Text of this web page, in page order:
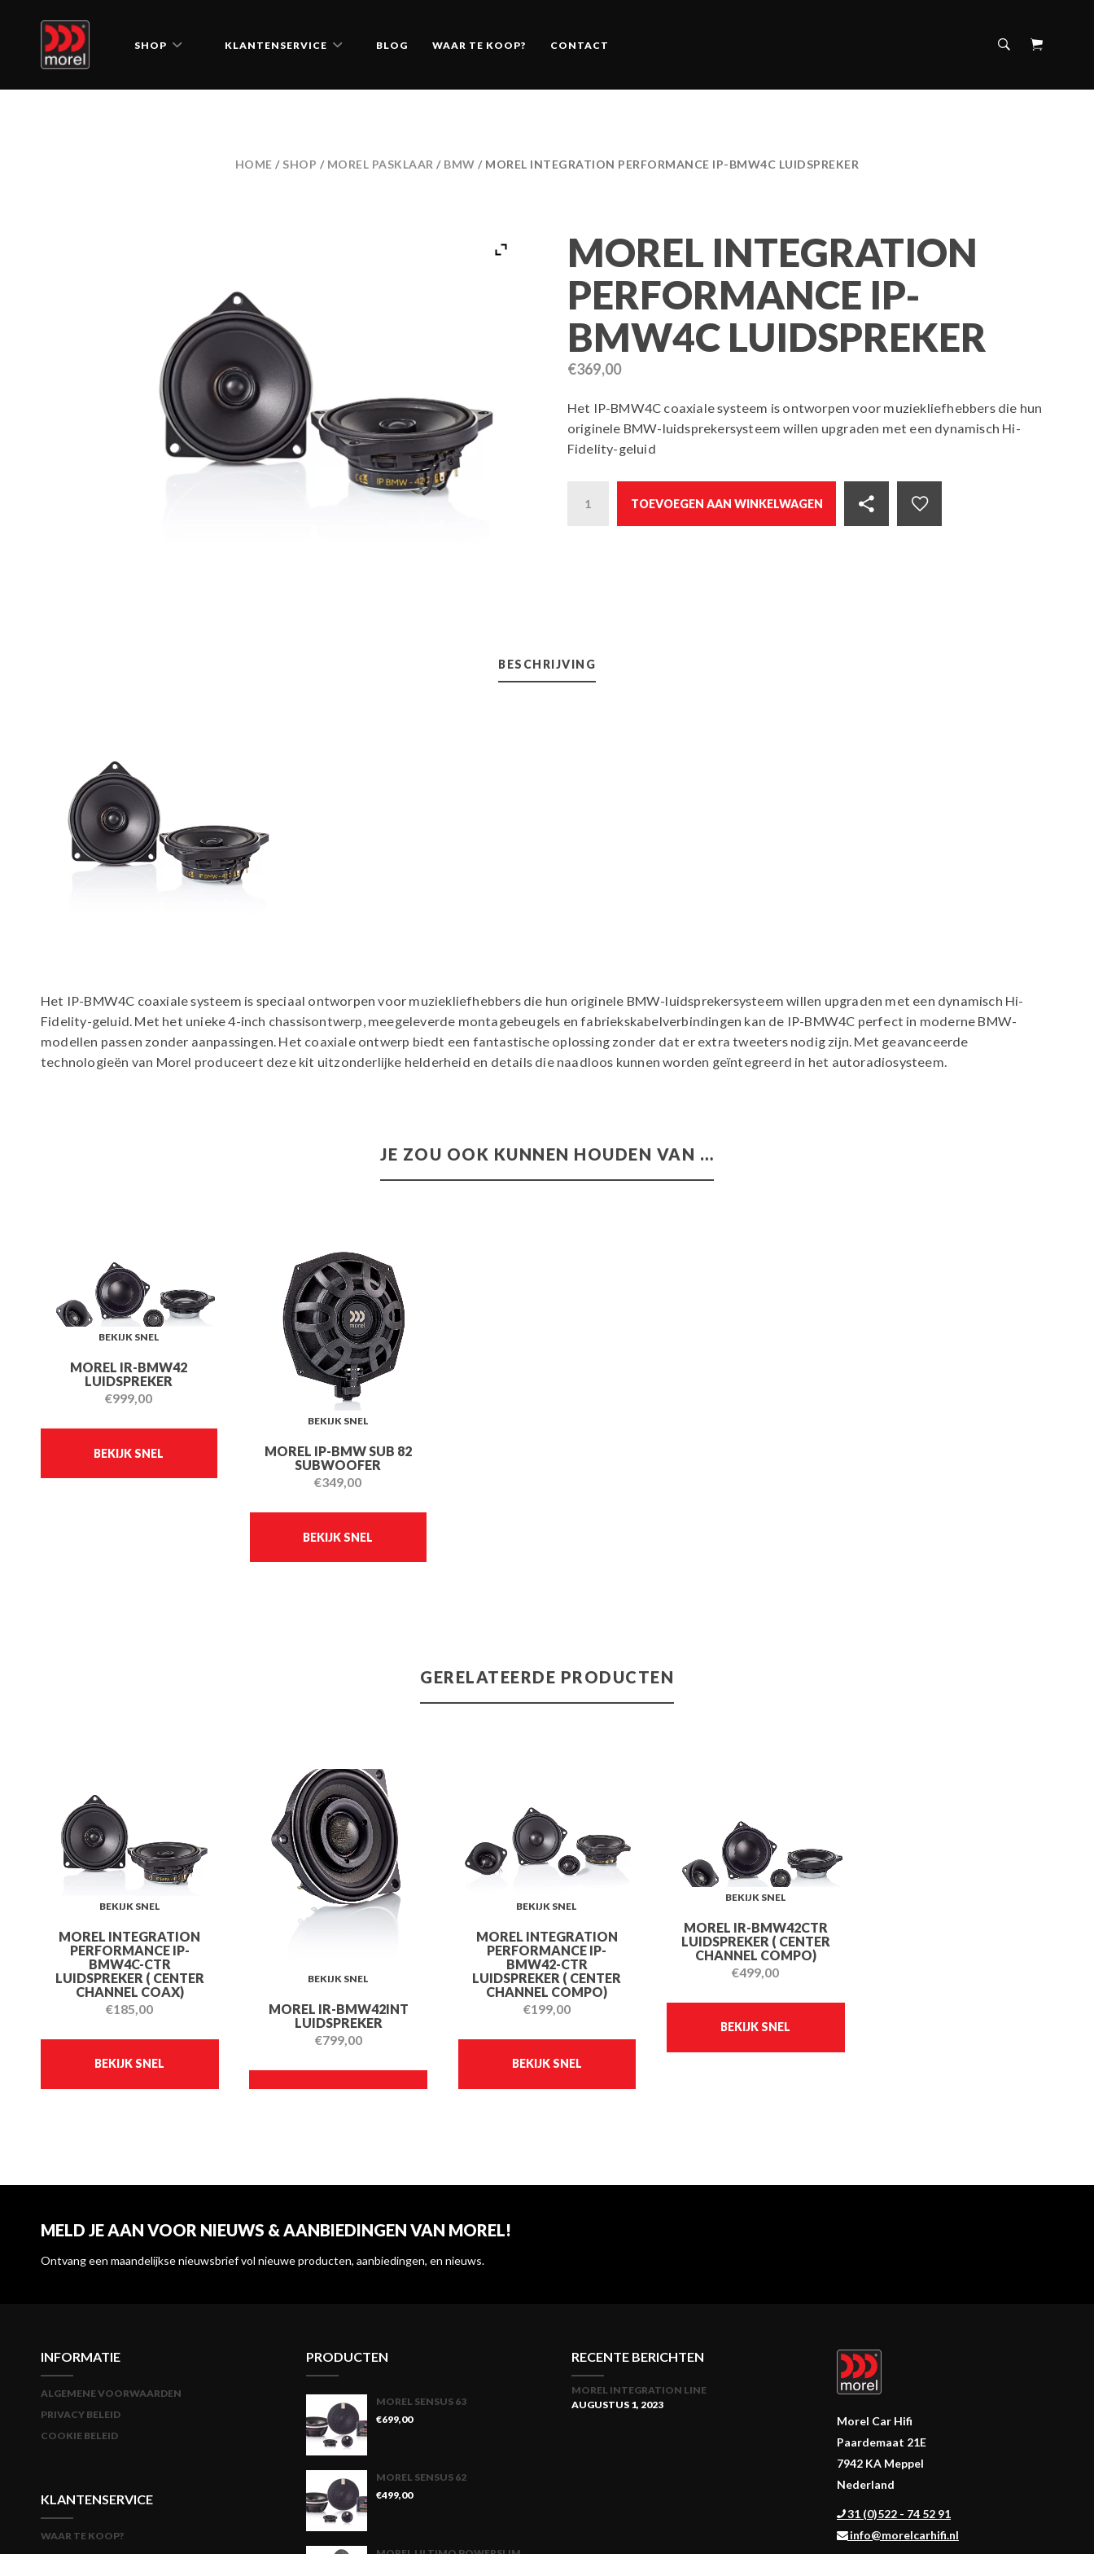
SHOP KLANTENSERVICE BLOG WAAR TE KOOP? CONTACT
HOME / SHOP / MOREL PASKLAAR / BMW / MOREL INTEGRATION PERFORMANCE IP-BMW4C LUIDSPREKER
MOREL INTEGRATION
PERFORMANCE IP-
BMW4C LUIDSPREKER
€369,00
Het IP-BMW4C coaxiale systeem is ontworpen voor muziekliefhebbers die hun
originele BMW-luidsprekersysteem willen upgraden met een dynamisch Hi-
Fidelity-geluid
TOEVOEGEN AAN WINKELWAGEN
BESCHRIJVING
Het IP-BMW4C coaxiale systeem is speciaal ontworpen voor muziekliefhebbers die hun originele BMW-luidsprekersysteem willen upgraden met een dynamisch Hi-
Fidelity-geluid. Met het unieke 4-inch chassisontwerp, meegeleverde montagebeugels en fabriekskabelverbindingen kan de IP-BMW4C perfect in moderne BMW-
modellen passen zonder aanpassingen. Het coaxiale ontwerp biedt een fantastische oplossing zonder dat er extra tweeters nodig zijn. Met geavanceerde
technologieën van Morel produceert deze kit uitzonderlijke helderheid en details die naadloos kunnen worden geïntegreerd in het autoradiosysteem.
JE ZOU OOK KUNNEN HOUDEN VAN …
MOREL IR-BMW42
LUIDSPREKER
€999,00
BEKIJK SNEL
BEKIJK SNEL
MOREL IP-BMW SUB 82
SUBWOOFER
€349,00
BEKIJK SNEL
BEKIJK SNEL
GERELATEERDE PRODUCTEN
MOREL INTEGRATION
PERFORMANCE IP-
BMW4C-CTR
LUIDSPREKER ( CENTER
CHANNEL COAX)
€185,00
BEKIJK SNEL
BEKIJK SNEL
MOREL IR-BMW42INT
LUIDSPREKER
€799,00
BEKIJK SNEL
MOREL INTEGRATION
PERFORMANCE IP-
BMW42-CTR
LUIDSPREKER ( CENTER
CHANNEL COMPO)
€199,00
BEKIJK SNEL
BEKIJK SNEL
MOREL IR-BMW42CTR
LUIDSPREKER ( CENTER
CHANNEL COMPO)
€499,00
BEKIJK SNEL
BEKIJK SNEL
MELD JE AAN VOOR NIEUWS & AANBIEDINGEN VAN MOREL!
Ontvang een maandelijkse nieuwsbrief vol nieuwe producten, aanbiedingen, en nieuws.
INFORMATIE
ALGEMENE VOORWAARDEN
PRIVACY BELEID
COOKIE BELEID
KLANTENSERVICE
WAAR TE KOOP?
PRODUCTEN
MOREL SENSUS 63
€699,00
MOREL SENSUS 62
€499,00
RECENTE BERICHTEN
MOREL INTEGRATION LINE
AUGUSTUS 1, 2023
Morel Car Hifi
Paardemaat 21E
7942 KA Meppel
Nederland
31 (0)522 - 74 52 91
info@morelcarhifi.nl